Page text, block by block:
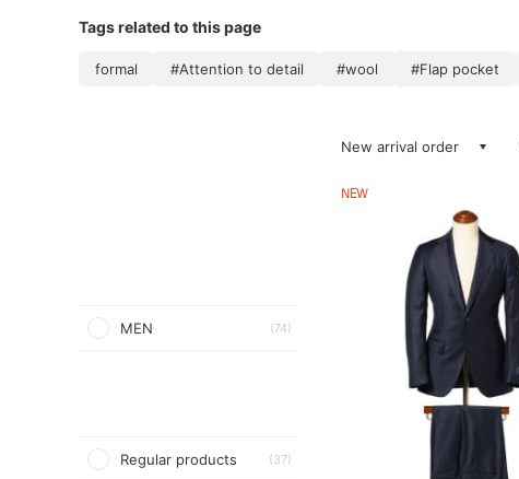
Tags related to this page
formal #Attention to detail #wool #Flap pocket
MEN (74)
Regular products (37)
New arrival order
NEW